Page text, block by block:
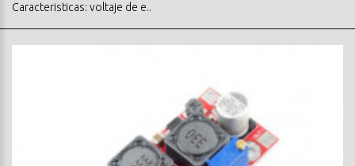
Caracteristicas: voltaje de e..